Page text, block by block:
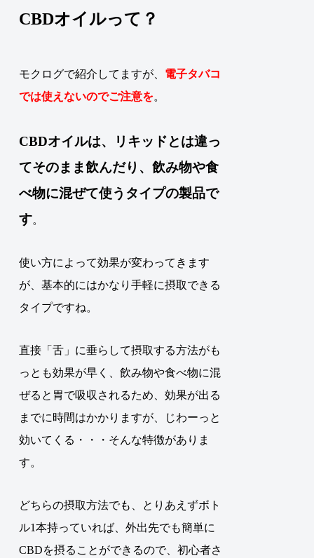
CBDオイルって？
モクログで紹介してますが、 電子タバコ
では使えないのでご注意を。
CBDオイルは、リキッドとは違っ
てそのまま飲んだり、飲み物や食
べ物に混ぜて使うタイプの製品で
す。
使い方によって効果が変わってきます
が、基本的にはかなり手軽に摂取できる
タイプですね。
直接「舌」に垂らして摂取する方法がも
っとも効果が早く、飲み物や食べ物に混
ぜると胃で吸収されるため、効果が出る
までに時間はかかりますが、じわーっと
効いてくる・・・そんな特徴がありま
す。
どちらの摂取方法でも、とりあえずボト
ル1本持っていれば、外出先でも簡単に
CBDを摂ることができるので、初心者さ